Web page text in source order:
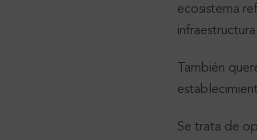
ecosistema
También
Se trata de